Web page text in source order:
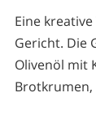
Eine
Gericht. Die
Olivenöl mit